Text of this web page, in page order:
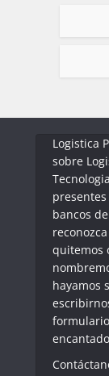
Logistica
sobre
bancos
quitemos
hayamos